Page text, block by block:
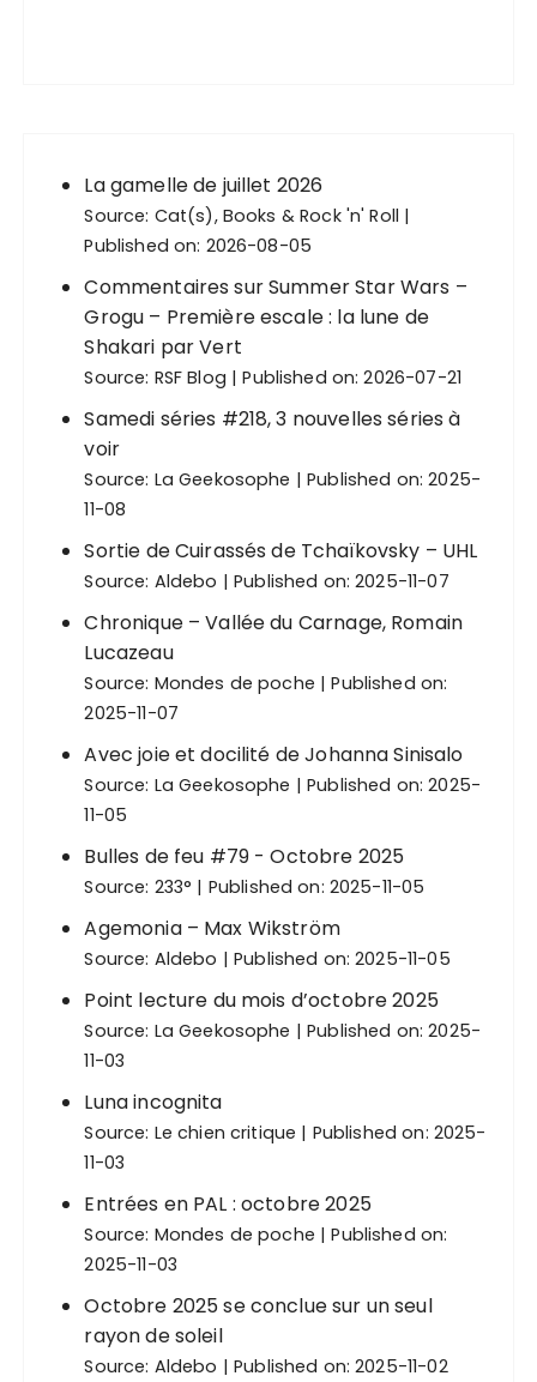
La gamelle de juillet 2026
Source: Cat(s), Books & Rock 'n' Roll
Published on: 2026-08-05
Commentaires sur Summer Star Wars –
Grogu – Première escale : la lune de
Shakari par Vert
Source: RSF Blog Published on: 2026-07-21
Samedi séries #218, 3 nouvelles séries à
voir
Source: La Geekosophe
Published on: 2025-
11-08
Sortie de Cuirassés de Tchaïkovsky – UHL
Source: Aldebo Published on: 2025-11-07
Chronique – Vallée du Carnage, Romain
Lucazeau
Source: Mondes de poche
Published on:
2025-11-07
Avec joie et docilité de Johanna Sinisalo
Source: La Geekosophe
Published on: 2025-
11-05
Bulles de feu #79 - Octobre 2025
Source: 233° Published on: 2025-11-05
Agemonia – Max Wikström
Source: Aldebo Published on: 2025-11-05
Point lecture du mois d’octobre 2025
Source: La Geekosophe
Published on: 2025-
11-03
Luna incognita
Source: Le chien critique
Published on: 2025-
11-03
Entrées en PAL : octobre 2025
Source: Mondes de poche
Published on:
2025-11-03
Octobre 2025 se conclue sur un seul
rayon de soleil
Source: Aldebo Published on: 2025-11-02